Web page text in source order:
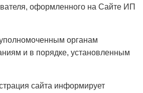
оформленного на Сайте ИП
органам
и в порядке, установленным
сайта информирует